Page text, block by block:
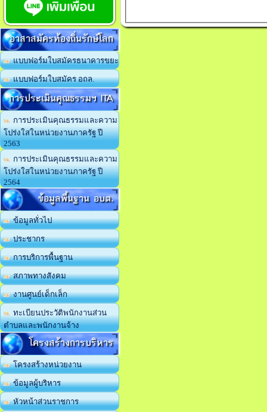
อาสาสมัครท้องถิ่นรักษ์โลก
แบบฟอร์มใบสมัครธนาคารขยะ
แบบฟอร์มใบสมัคร อถล.
การประเมินคุณธรรมฯ ITA
การประเมินคุณธรรมและความ
โปร่งใสในหน่วยงานภาครัฐ ปี
2563
การประเมินคุณธรรมและความ
โปร่งใสในหน่วยงานภาครัฐ ปี
2564
ข้อมูลพื้นฐาน อบต.
ข้อมูลทั่วไป
ประชากร
การบริการพื้นฐาน
สภาพทางสังคม
งานศูนย์เด็กเล็ก
ทะเบียนประวัติพนักงานส่วน
ตำบลและพนักงานจ้าง
โครงสร้างการบริหาร
โครงสร้างหน่วยงาน
ข้อมูลผู้บริหาร
หัวหน้าส่วนราชการ